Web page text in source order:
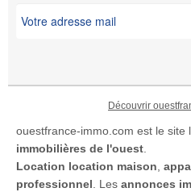
Découvrir
ouestfrance-immo.com est le site
immobilières de l'ouest
Location location maison
professionnel . Les annonces